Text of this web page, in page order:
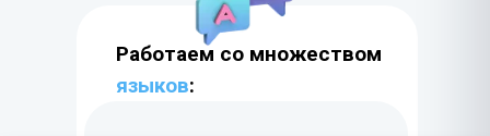
Работаем со множеством
языков: